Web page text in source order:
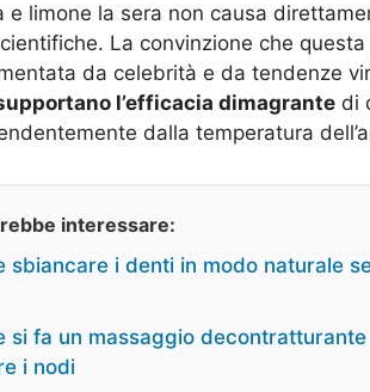
e limone la sera non causa
La convinzione che
da celebrità e da tendenze
l’efficacia dimagrante di
dalla temperatura
interessare:
sbiancare i denti in modo naturale
si fa un massaggio
i nodi